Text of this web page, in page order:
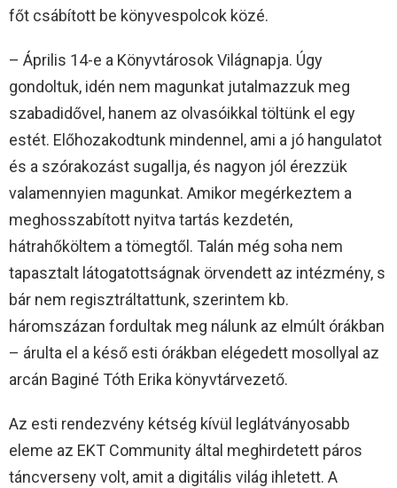
főt csábított be könyvespolcok közé.
– Április 14-e a Könyvtárosok Világnapja. Úgy
gondoltuk, idén nem magunkat jutalmazzuk meg
szabadidővel, hanem az olvasóikkal töltünk el egy
estét. Előhozakodtunk mindennel, ami a jó hangulatot
és a szórakozást sugallja, és nagyon jól érezzük
valamennyien magunkat. Amikor megérkeztem a
meghosszabított nyitva tartás kezdetén,
hátrahőköltem a tömegtől. Talán még soha nem
tapasztalt látogatottságnak örvendett az intézmény, s
bár nem regisztráltattunk, szerintem kb.
háromszázan fordultak meg nálunk az elmúlt órákban
– árulta el a késő esti órákban elégedett mosollyal az
arcán Baginé Tóth Erika könyvtárvezető.
Az esti rendezvény kétség kívül leglátványosabb
eleme az EKT Community által meghirdetett páros
táncverseny volt, amit a digitális világ ihletett. A